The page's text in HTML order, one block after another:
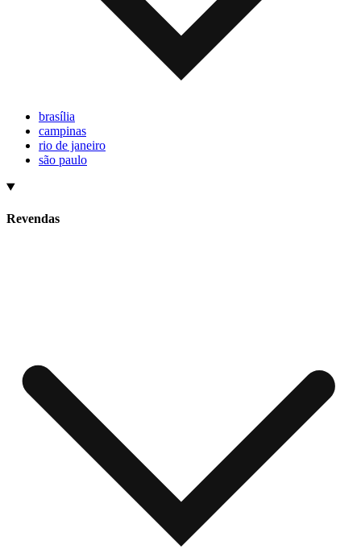
brasília
campinas
rio de janeiro
são paulo
Revendas